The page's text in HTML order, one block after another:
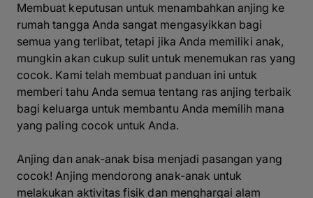
Membuat keputusan untuk menambahkan anjing ke
rumah tangga Anda sangat mengasyikkan bagi
semua yang terlibat, tetapi jika Anda memiliki anak,
mungkin akan cukup sulit untuk menemukan ras yang
cocok. Kami telah membuat panduan ini untuk
memberi tahu Anda semua tentang ras anjing terbaik
bagi keluarga untuk membantu Anda memilih mana
yang paling cocok untuk Anda.
Anjing dan anak-anak bisa menjadi pasangan yang
cocok! Anjing mendorong anak-anak untuk
melakukan aktivitas fisik dan menghargai alam